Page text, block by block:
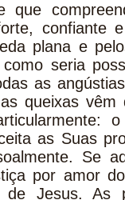
que
confiante
plana e
seria
as
queixas vêm
as Suas
Se
por amor
Jesus. As